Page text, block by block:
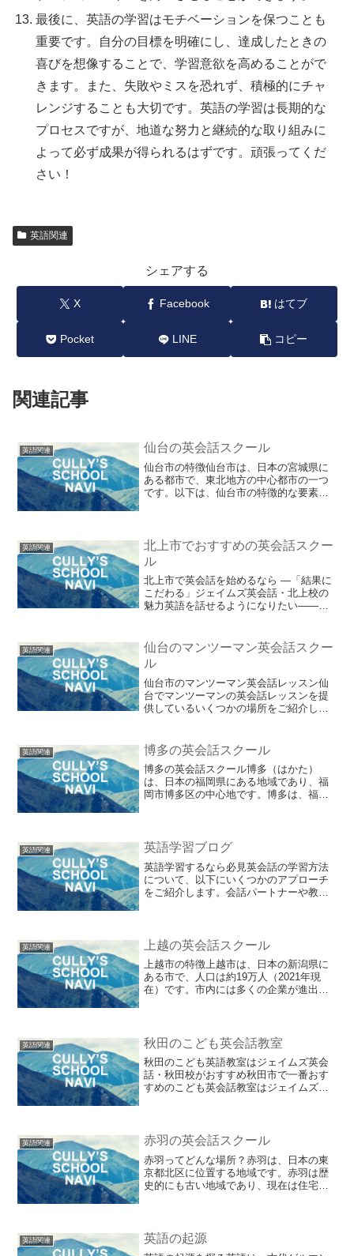
最後に、英語の学習はモチベーションを保つことも
重要です。自分の目標を明確にし、達成したときの
喜びを想像することで、学習意欲を高めることがで
きます。また、失敗やミスを恐れず、積極的にチャ
レンジすることも大切です。英語の学習は長期的な
プロセスですが、地道な努力と継続的な取り組みに
よって必ず成果が得られるはずです。頑張ってくだ
さい！
英語関連
シェアする
X Facebook はてブ
Pocket LINE コピー
関連記事
英語関連 仙台の英会話スクール
仙台市の特徴仙台市は、日本の宮城県に
ある都市で、東北地方の中心都市の一つ
です。以下は、仙台市の特徴的な要素の
響が見られます。市内...
英語関連
北上市でおすすめの英会話スクー
ル
北上市で英会話を始めるなら ―「結果に
こだわる」ジェイムズ英会話・北上校の
魅力英語を話せるようになりたい――こ
アアップなど、目的は人それぞれ。しか
し、その第一歩をどこか...
英語関連
仙台のマンツーマン英会話スクー
ル
仙台市のマンツーマン英会話レッスン仙
台でマンツーマンの英会話レッスンを提
供しているいくつかの場所をご紹介しま
日本国内に多数のキャンパスを展開して
いる英会話スクールです...
英語関連 博多の英会話スクール
博多の英会話スクール博多（はかた）
は、日本の福岡県にある地域であり、福
岡市博多区の中心地です。博多は、福岡
や交通の要所として栄えてき...
英語関連 英語学習ブログ
英語学習するなら必見英会話の学習方法
について、以下にいくつかのアプローチ
をご紹介します。会話パートナーや教師
オンラインで語学交換パー...
英語関連 上越の英会話スクール
上越市の特徴上越市は、日本の新潟県に
ある市で、人口は約19万人（2021年現
在）です。市内には多くの企業が進出し
ができます。上越...
英語関連 秋田のこども英会話教室
秋田のこども英語教室はジェイムズ英会
話・秋田校がおすすめ秋田市で一番おす
すめのこども英会話教室はジェイムズ英
も嬉しいですね。小さ...
英語関連 赤羽の英会話スクール
赤羽ってどんな場所？赤羽は、日本の東
京都北区に位置する地域です。赤羽は歴
史的にも古い地域であり、現在は住宅地
東北線、東京メトロ南北...
英語関連 英語の起源